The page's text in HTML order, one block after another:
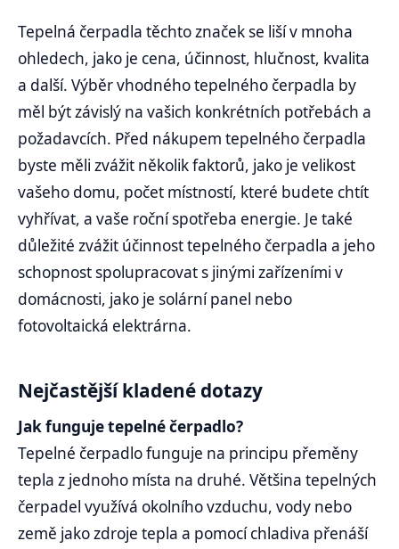
Tepelná čerpadla těchto značek se liší v mnoha
ohledech, jako je cena, účinnost, hlučnost, kvalita
a další. Výběr vhodného tepelného čerpadla by
měl být závislý na vašich konkrétních potřebách a
požadavcích. Před nákupem tepelného čerpadla
byste měli zvážit několik faktorů, jako je velikost
vašeho domu, počet místností, které budete chtít
vyhřívat, a vaše roční spotřeba energie. Je také
důležité zvážit účinnost tepelného čerpadla a jeho
schopnost spolupracovat s jinými zařízeními v
domácnosti, jako je solární panel nebo
fotovoltaická elektrárna.
Nejčastější kladené dotazy
Jak funguje tepelné čerpadlo?
Tepelné čerpadlo funguje na principu přeměny
tepla z jednoho místa na druhé. Většina tepelných
čerpadel využívá okolního vzduchu, vody nebo
země jako zdroje tepla a pomocí chladiva přenáší